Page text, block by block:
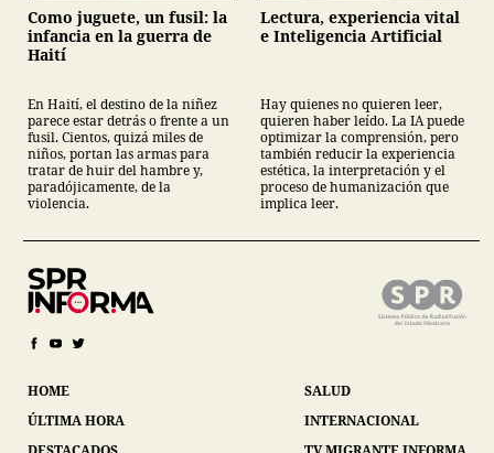
Como juguete, un fusil: la
infancia en la guerra de
Haití
En Haití, el destino de la niñez
parece estar detrás o frente a un
fusil. Cientos, quizá miles de
niños, portan las armas para
tratar de huir del hambre y,
paradójicamente, de la
violencia.
Lectura, experiencia vital
e Inteligencia Artificial
Hay quienes no quieren leer,
quieren haber leído. La IA puede
optimizar la comprensión, pero
también reducir la experiencia
estética, la interpretación y el
proceso de humanización que
implica leer.
HOME
ÚLTIMA HORA
SALUD
INTERNACIONAL